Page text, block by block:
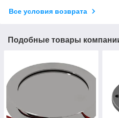
Все условия возврата
Подобные товары